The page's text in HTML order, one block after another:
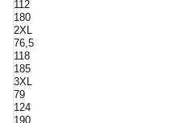
112
180
2XL
76,5
118
185
3XL
79
124
190